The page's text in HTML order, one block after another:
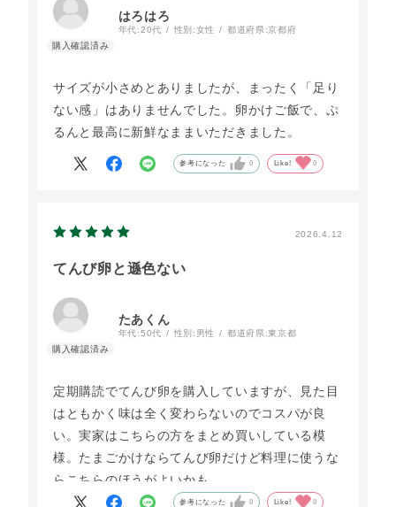
はろはろ
年代:20代 性別:女性 都道府県:京都府
サイズが小さめとありましたが、まったく「足り
ない感」はありませんでした。卵かけご飯で、ぷ
るんと最高に新鮮なままいただきました。
参考になった 0 Like! 0
2026.4.12
てんび卵と遜色ない
たあくん
年代:50代 性別: 男性 都道府県:東京都
定期購読でてんび卵を購入していますが、見た目
はともかく味は全く変わらないのでコスパが良
い。実家はこちらの方をまとめ買いしている模
様。たまごかけならてんび卵だけど料理に使うな
らこちらのほうがよいかも。
参考になった 0 Like! 0